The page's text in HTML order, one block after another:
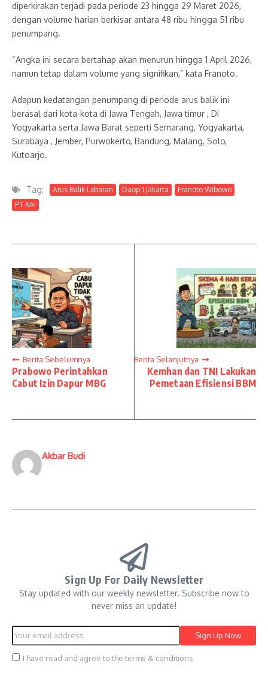
diperkirakan terjadi pada periode 23 hingga 29 Maret 2026,
dengan volume harian berkisar antara 48 ribu hingga 51 ribu
penumpang.
“Angka ini secara bertahap akan menurun hingga 1 April 2026,
namun tetap dalam volume yang signifikan,” kata Franoto.
Adapun kedatangan penumpang di periode arus balik ini
berasal dari kota-kota di Jawa Tengah, Jawa timur , DI
Yogyakarta serta Jawa Barat seperti Semarang, Yogyakarta,
Surabaya , Jember, Purwokerto, Bandung, Malang, Solo,
Kutoarjo.
Tag: Arus Balik Lebaran Daop 1 Jakarta
Franoto Wibowo
PT KAI
Berita Sebelumnya
Prabowo Perintahkan
Cabut Izin Dapur MBG
Berita Selanjutnya
Kemhan dan TNI Lakukan
Pemetaan Efisiensi BBM
Akbar Budi
Sign Up For Daily Newsletter
Stay updated with our weekly newsletter. Subscribe now to
never miss an update!
I have read and agree to the terms & conditions